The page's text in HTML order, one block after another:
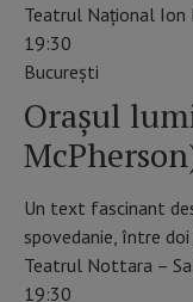
Teatrul Național Ion
19:30
Bucureşti
Orașul
Un text fascinant
spovedanie, între
Teatrul Nottara –
19:30